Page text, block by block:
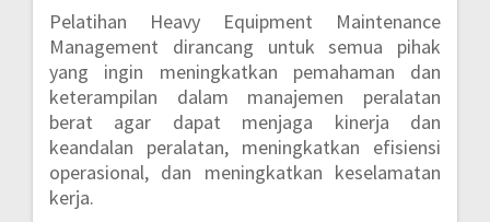
Pelatihan Heavy Equipment Maintenance
Management dirancang untuk semua pihak
yang ingin meningkatkan pemahaman dan
keterampilan dalam manajemen peralatan
berat agar dapat menjaga kinerja dan
keandalan peralatan, meningkatkan efisiensi
operasional, dan meningkatkan keselamatan
kerja.